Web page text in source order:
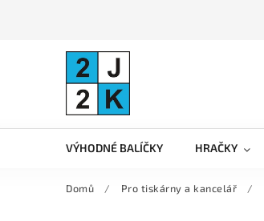
VÝHODNÉ BALÍČKY HRAČKY
Domů / Pro tiskárny a kancelář /